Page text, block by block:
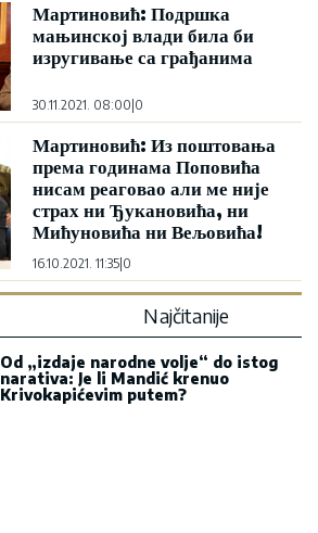
Мартиновић: Подршка
мањинској влади била би
изругивање са грађанима
30.11.2021. 08:00 0
Мартиновић: Из поштовања
према годинама Поповића
нисам реаговао али ме није
страх ни Ђукановића, ни
Мићуновића ни Вељовића!
16.10.2021. 11:35|0
Najčitanije
Od „izdaje narodne volje“ do istog
narativa: Je li Mandić krenuo
Krivokapićevim putem?